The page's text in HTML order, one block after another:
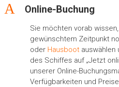
A Online-Buchung
Sie möchten vorab
gewünschtem Zeitpunkt
oder Hausbootauswählen
des Schiffes auf „Jetzt
unserer Online-
Verfügbarkeiten und